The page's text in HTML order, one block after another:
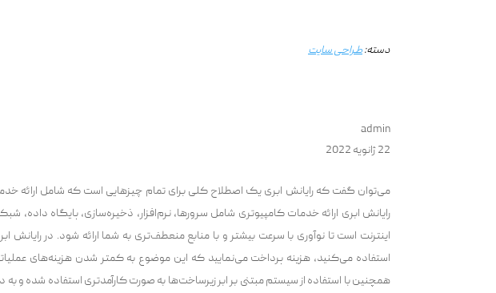
دسته:طراحی سایت
admin
22 ژانویه 2022
می‌توان گفت که رایانش ابری یک اصطلاح کلی برای تمام چیزهایی است که شامل ارائه
رایانش ابری ارائه خدمات کامپیوتری شامل سرورها، نرم‌افزار، ذخیره‌سازی، پایگاه داده،
اینترنت است تا نوآوری با سرعت بیشتر و با منابع منعطف‌تری به شما ارائه شود. در رایانش
استفاده می‌کنید، هزینه‌ پرداخت می‌نمایید که این موضوع به کمتر شدن هزینه‌های
همچنین با استفاده از سیستم مبتنی بر ابر زیرساخت‌ها به صورت کارآمدتری استفاده شده و به